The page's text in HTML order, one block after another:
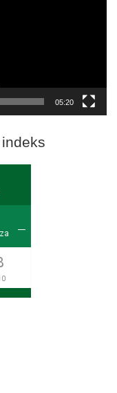
05:20